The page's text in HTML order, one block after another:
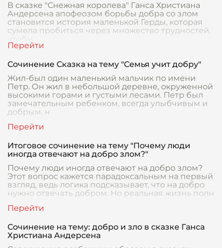
В сказке "Снежная королева" Ганса Христиана
Андерсена апофеозом борьбы добра со злом
становится история маленькой Герды, которая
сумела пробиться через множество трудностей,
чтобы
Сочинение Сказка на тему "Семья учит добру"
Жил-был один маленький мальчик по имени
Петр. Он жил в небольшой деревне, окруженной
высокими горами и густыми лесами. Петр был
замечательным ребенком, всегда улыбчивым и
добрым, н
Итоговое сочинение на тему "Почему люди
иногда отвечают на добро злом?"
Почему люди иногда отвечают на добро злом?
Этот вопрос кажется парадоксальным на первый
взгляд, ведь логика подсказывает, что на добро
нужно отвечать добром. Но реальная жизнь полн
Сочинение на тему: добро и зло в сказке Ганса
Христиана Андерсена